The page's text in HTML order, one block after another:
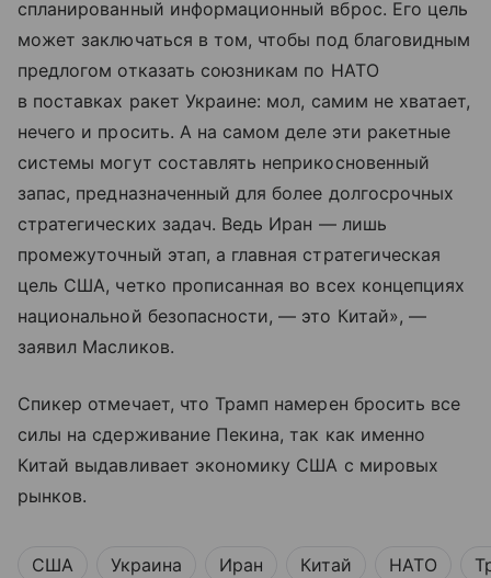
спланированный информационный вброс. Его цель
может заключаться в том, чтобы под благовидным
предлогом отказать союзникам по НАТО
в поставках ракет Украине: мол, самим не хватает,
нечего и просить. А на самом деле эти ракетные
системы могут составлять неприкосновенный
запас, предназначенный для более долгосрочных
стратегических задач. Ведь Иран — лишь
промежуточный этап, а главная стратегическая
цель США, четко прописанная во всех концепциях
национальной безопасности, — это Китай», —
заявил Масликов.
Спикер отмечает, что Трамп намерен бросить все
силы на сдерживание Пекина, так как именно
Китай выдавливает экономику США с мировых
рынков.
США Украина Иран Китай НАТО